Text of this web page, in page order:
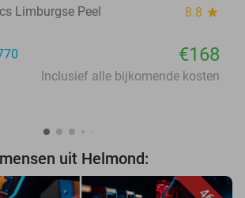
Limburgse Peel
8.8 star
€168
Inclusief alle bijkomende kosten
uit Helmond: